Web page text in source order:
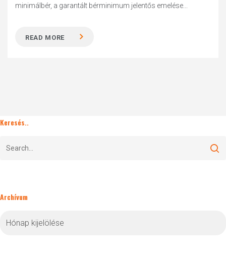
minimálbér, a garantált bérminimum jelentős emelése...
READ MORE
Keresés..
Archívum